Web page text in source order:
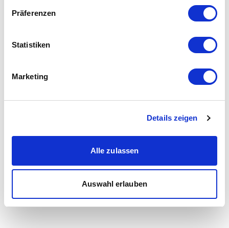
Präferenzen
Statistiken
Marketing
Details zeigen
Alle zulassen
Auswahl erlauben